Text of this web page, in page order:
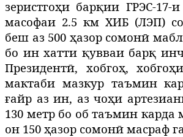
зеристгоҳи барқии ГРЭС-
масофаи 2.5 км ХИБ (ЛЭП)
беш аз 500 ҳазор сомонӣ
бо ин хатти қувваи барқ
Президентӣ, хобгоҳ,
мактаби мазкур таъмин
ғайр аз ин, аз чоҳи
130 метр бо об таъмин карда
он 150 ҳазор сомонӣ масраф